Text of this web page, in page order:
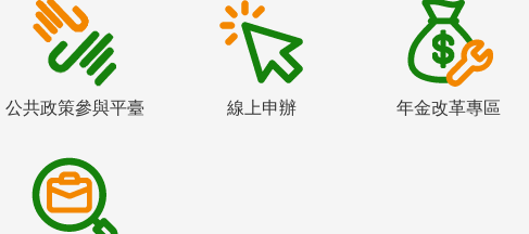
公共政策參與平臺 線上申辦 年金改革專區